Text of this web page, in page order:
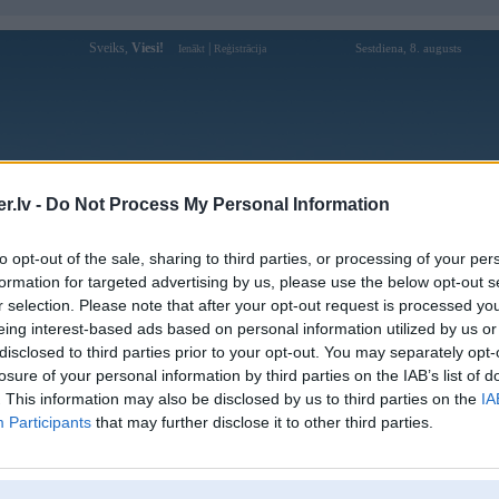
- Do Not Process My Personal Information
opt-out of the sale, sharing to third parties, or processing of your
for targeted advertising by us, please use the below opt-out
selection. Please note that after your opt-out request is processed
interest-based ads based on personal information utilized by us
to third parties prior to your opt-out. You may separately
of your personal information by third parties on the IAB’s list of
This information may also be disclosed by us to third parties on the
Participants that may further disclose it to other third parties.
Sveiks, Viesi! Ienākt Reģistrācija Sestdiena, 8. augusts
Forums Galerijas Reģistrācija Lietotāji
Lietotāja rr88yylive profils
Lietotājvārds:
rr88yylive
Ziņojumi forumā:
0
Pēdējie ziņojumi forumā